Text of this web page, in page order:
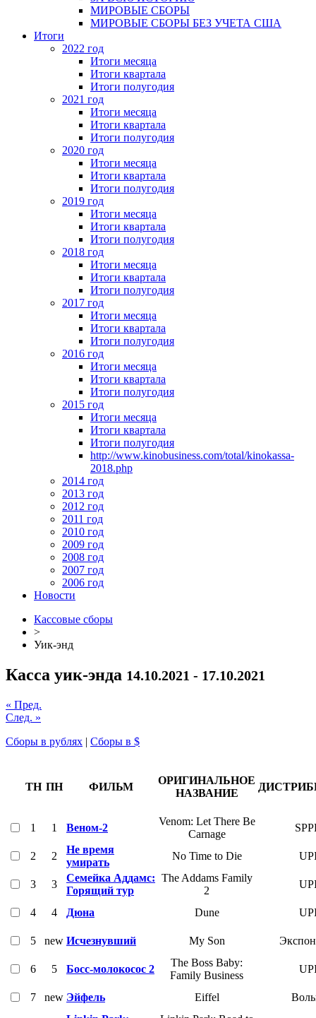
МИРОВЫЕ СБОРЫ
МИРОВЫЕ СБОРЫ БЕЗ УЧЕТА США
Итоги
2022 год
Итоги месяца
Итоги квартала
Итоги полугодия
2021 год
Итоги месяца
Итоги квартала
Итоги полугодия
2020 год
Итоги месяца
Итоги квартала
Итоги полугодия
2019 год
Итоги месяца
Итоги квартала
Итоги полугодия
2018 год
Итоги месяца
Итоги квартала
Итоги полугодия
2017 год
Итоги месяца
Итоги квартала
Итоги полугодия
2016 год
Итоги месяца
Итоги квартала
Итоги полугодия
2015 год
Итоги месяца
Итоги квартала
Итоги полугодия
http://www.kinobusiness.com/total/kinokassa-
2018.php
2014 год
2013 год
2012 год
2011 год
2010 год
2009 год
2008 год
2007 год
2006 год
Новости
Кассовые сборы
>
Уик-энд
Касса уик-энда 14.10.2021 - 17.10.2021
« Пред.
След. »
Сборы в рублях | Сборы в $
ТН ПН ФИЛЬМ
ОРИГИНАЛЬНОЕ
НАЗВАНИЕ
1 1 Веном-2
Venom: Let There Be
Carnage
2 2
Не время
умирать
No Time to Die
3 3
Семейка Аддамс:
Горящий тур
The Addams Family
2
4 4 Дюна Dune
5 new Исчезнувший My Son
6 5 Босс-молокосос 2
The Boss Baby:
Family Business
7 new Эйфель Eiffel